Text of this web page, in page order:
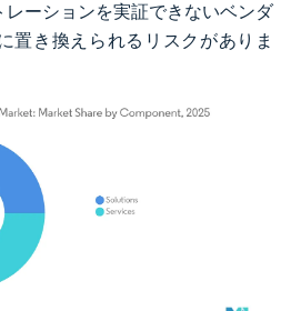
ーションを実証できないベンダ
置き換えられるリスクがありま